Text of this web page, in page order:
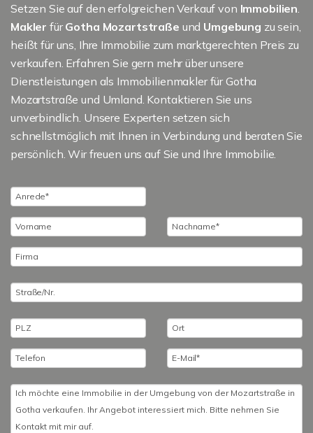
Setzen Sie auf den erfolgreichen Verkauf von Immobilien
Makler fürGotha Mozartstraße und Umgebung zu sein,
heißt für uns, Ihre Immobilie zum marktgerechten Preis zu
verkaufen. Erfahren Sie gern mehr über unsere
Dienstleistungen als Immobilienmakler für Gotha
Mozartstraße und Umland. Kontaktieren Sie uns
unverbindlich. Unsere Experten setzen sich
schnellstmöglich mit Ihnen in Verbindung und beraten Sie
persönlich. Wir freuen uns auf Sie und Ihre Immobilie.